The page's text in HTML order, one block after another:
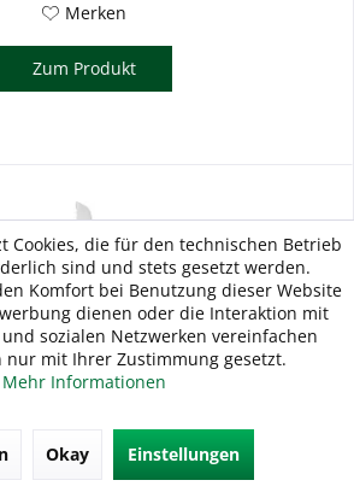
Merken
Zum Produkt
mit Sägeverzahnung
130...
Cookies, die für den technischen Betrieb
sind und stets gesetzt werden.
Komfort bei Benutzung dieser Website
dienen oder die Interaktion mit
sozialen Netzwerken vereinfachen
nur mit Ihrer Zustimmung gesetzt.
Mehr Informationen
Okay Einstellungen